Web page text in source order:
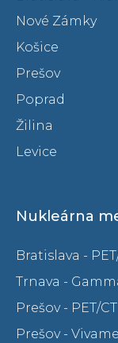
Nové Zámky
Košice
Prešov
Poprad
Žilina
Levice
Nukleárna
Bratislava -
Trnava -
Prešov - PET/
Prešov -